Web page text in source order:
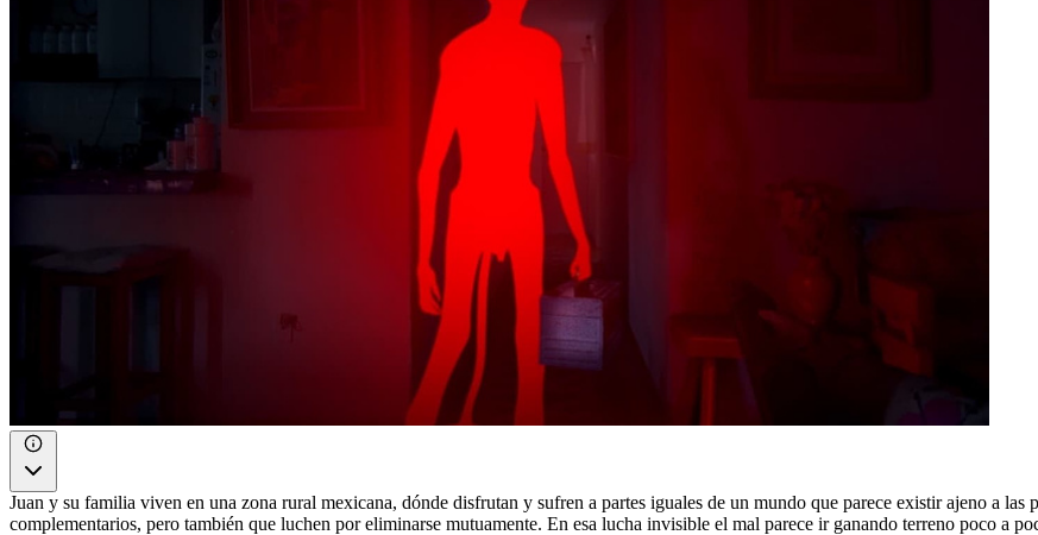
Juan y su familia viven en una zona rural mexicana, dónde disfrutan y sufren a partes iguales de un mundo que parece existir ajeno a las
complementarios, pero también que luchen por eliminarse mutuamente. En esa lucha invisible el mal parece ir ganando terreno poco a